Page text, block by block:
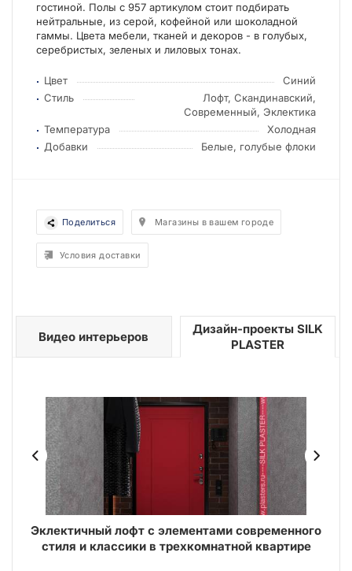
гостиной. Полы с 957 артикулом стоит подбирать
нейтральные, из серой, кофейной или шоколадной
гаммы. Цвета мебели, тканей и декоров - в голубых,
серебристых, зеленых и лиловых тонах.
Цвет
Синий
Стиль
Лофт, Скандинавский,
Современный, Эклектика
Температура
Холодная
Добавки
Белые, голубые флоки
Поделиться Магазины в вашем городе
Условия доставки
Видео интерьеров
Дизайн-проекты SILK
PLASTER
Эклектичный лофт с элементами современного
стиля и классики в трехкомнатной квартире